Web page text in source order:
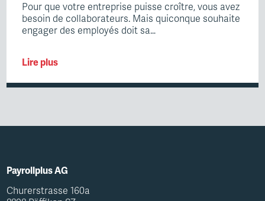
Pour que votre entreprise puisse croître, vous avez
besoin de collaborateurs. Mais quiconque souhaite
engager des employés doit sa…
Lire plus
Payrollplus AG
Churerstrasse 160a